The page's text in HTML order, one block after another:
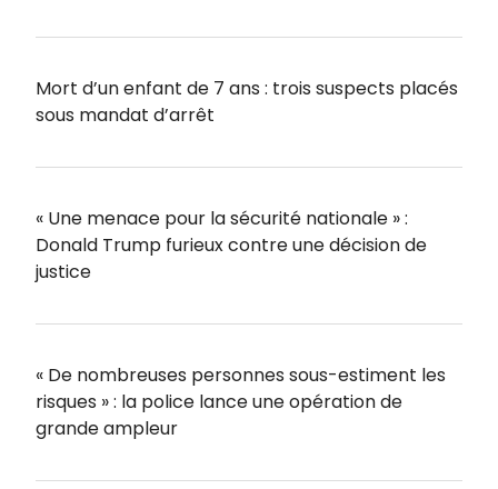
Mort d’un enfant de 7 ans : trois suspects placés
sous mandat d’arrêt
« Une menace pour la sécurité nationale » :
Donald Trump furieux contre une décision de
justice
« De nombreuses personnes sous-estiment les
risques » : la police lance une opération de
grande ampleur